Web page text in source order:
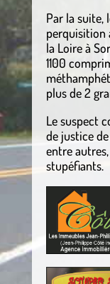
Par la suite,
perquisition
la Loire à
1100
plus de 2
Le suspect
de justice
entre
stupéfiants.